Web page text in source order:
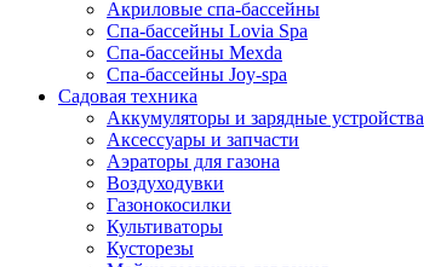
Акриловые спа-бассейны
Спа-бассейны Lovia Spa
Спа-бассейны Mexda
Спа-бассейны Joy-spa
Садовая техника
Аккумуляторы и зарядные устройства
Аксессуары и запчасти
Аэраторы для газона
Воздуходувки
Газонокосилки
Культиваторы
Кусторезы